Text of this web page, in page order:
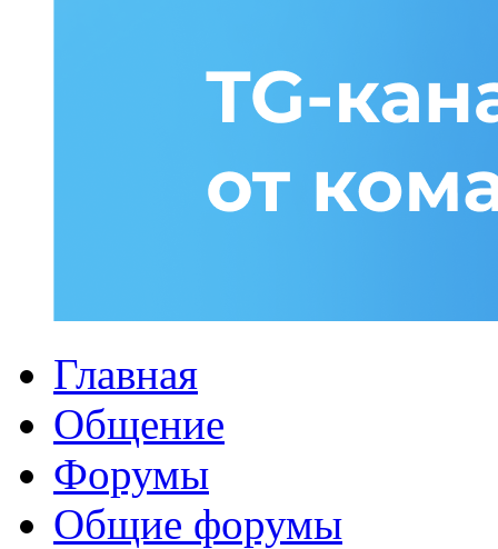
Главная
Общение
Форумы
Общие форумы